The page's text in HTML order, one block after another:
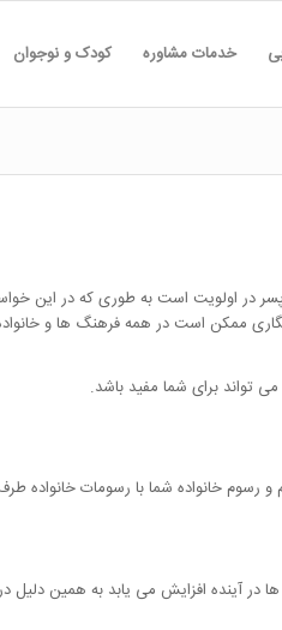
خدمات مشاوره کودک و نوجوان
در اولویت است به طوری که در این
ممکن است در همه فرهنگ ها و
تواند برای شما مفید باشد.
خانواده شما با رسومات خانواده
آینده افزایش می یابد به همین دلیل